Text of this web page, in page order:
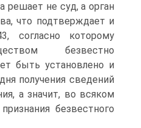
решает не суд, а орган
что подтверждает и
согласно которому
безвестно
быть установлено и
получения сведений
а значит, во всяком
безвестного